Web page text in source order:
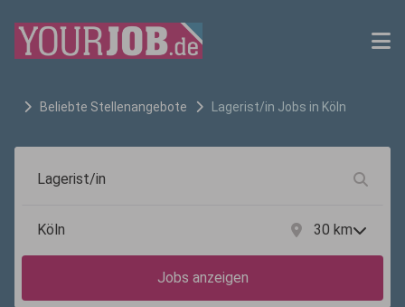
Beliebte Stellenangebote Lagerist/in Jobs in Köln
30 km
Jobs anzeigen